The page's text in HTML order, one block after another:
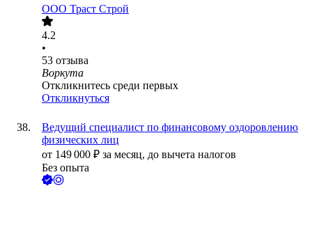
ООО Траст Строй
4.2
•
53 отзыва
Воркута
Откликнитесь среди первых
Откликнуться
Ведущий специалист по финансовому оздоровлению
физических лиц
от 149 000 ₽ за месяц, до вычета налогов
Без опыта